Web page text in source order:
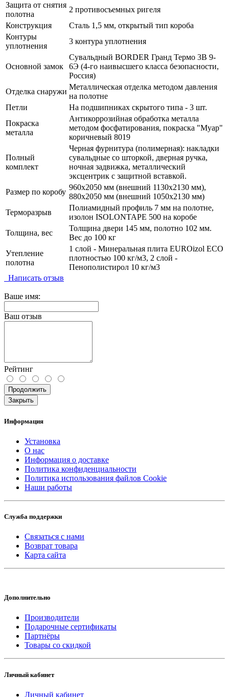
Защита от снятия
полотна
2 противосъемных ригеля
Конструкция
Сталь 1,5 мм, открытый тип короба
Контуры
уплотнения
3 контура уплотнения
Основной замок
Сувальдный BORDER Гранд Термо 3В 9-
6Э (4-го наивысшего класса безопасности,
Россия)
Отделка снаружи
Металлическая отделка методом давления
на полотне
Петли
На подшипниках скрытого типа - 3 шт.
Покраска
металла
Антикоррозийная обработка металла
методом фосфатирования, покраска "Муар"
коричневый 8019
Полный
комплект
Черная фурнитура (полимерная): накладки
сувальдные со шторкой, дверная ручка,
ночная задвижка, металлический
эксцентрик с защитной вставкой.
Размер по коробу
960х2050 мм (внешний 1130х2130 мм),
880х2050 мм (внешний 1050х2130 мм)
Терморазрыв
Полиамидный профиль 7 мм на полотне,
изолон ISOLONTAPE 500 на коробе
Толщина, вес
Толщина двери 145 мм, полотно 102 мм.
Вес до 100 кг
Утепление
полотна
1 слой - Минеральная плита EUROizol ECO
плотностью 100 кг/м3, 2 слой -
Пенополистирол 10 кг/м3
Написать отзыв
Ваше имя:
Ваш отзыв
Рейтинг
Продолжить
Закрыть
Информация
Установка
О нас
Информация о доставке
Политика конфиденциальности
Политика использования файлов Cookie
Наши работы
Служба поддержки
Связаться с нами
Возврат товара
Карта сайта
Дополнительно
Производители
Подарочные сертификаты
Партнёры
Товары со скидкой
Личный кабинет
Личный кабинет